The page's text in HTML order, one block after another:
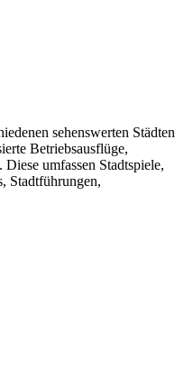
sehenswerten Städten
Betriebsausflüge,
umfassen Stadtspiele,
Stadtführungen,